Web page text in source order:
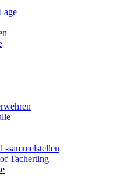
-sammelstellen
Tacherting